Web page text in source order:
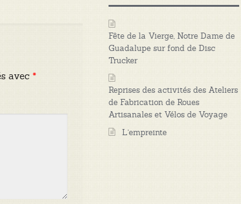
avec*
Fête de la Vierge, Notre Dame de
Guadalupe sur fond de Disc
Trucker
Reprises des activités des Ateliers
de Fabrication de Roues
Artisanales et Vélos de Voyage
L’empreinte